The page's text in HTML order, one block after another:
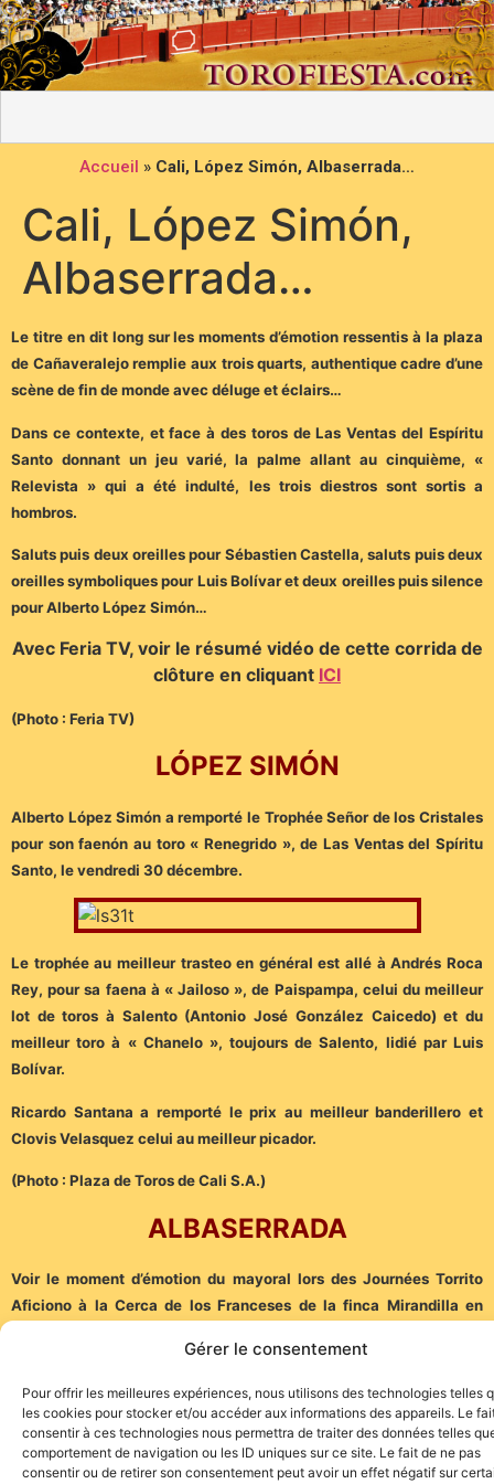
Gérer le consentement
Pour offrir les meilleures expériences, nous utilisons des technologies telles
les cookies pour stocker et/ou accéder aux informations des appareils. Le
consentir à ces technologies nous permettra de traiter des données telles
comportement de navigation ou les ID uniques sur ce site. Le fait de ne pas
consentir ou de retirer son consentement peut avoir un effet négatif sur
Accueil » Cali, López Simón, Albaserrada…
Cali, López Simón,
Albaserrada…
Le titre en dit long sur les moments d’émotion ressentis à la plaza
de Cañaveralejo remplie aux trois quarts, authentique cadre d’une
scène de fin de monde avec déluge et éclairs…
Dans ce contexte, et face à des toros de Las Ventas del Espíritu
Santo donnant un jeu varié, la palme allant au cinquième, «
Relevista » qui a été indulté, les trois diestros sont sortis a
hombros.
Saluts puis deux oreilles pour Sébastien Castella, saluts puis deux
oreilles symboliques pour Luis Bolívar et deux oreilles puis silence
pour Alberto López Simón…
Avec Feria TV, voir le résumé vidéo de cette corrida de
clôture en cliquant ICI
(Photo : Feria TV)
LÓPEZ SIMÓN
Alberto López Simón a remporté le Trophée Señor de los Cristales
pour son faenón au toro « Renegrido », de Las Ventas del Spíritu
Santo, le vendredi 30 décembre.
Le trophée au meilleur trasteo en général est allé à Andrés Roca
Rey, pour sa faena à « Jailoso », de Paispampa, celui du meilleur
lot de toros à Salento (Antonio José González Caicedo) et du
meilleur toro à « Chanelo », toujours de Salento, lidié par Luis
Bolívar.
Ricardo Santana a remporté le prix au meilleur banderillero et
Clovis Velasquez celui au meilleur picador.
(Photo : Plaza de Toros de Cali S.A.)
ALBASERRADA
Voir le moment d’émotion du mayoral lors des Journées Torrito
Aficiono à la Cerca de los Franceses de la finca Mirandilla en